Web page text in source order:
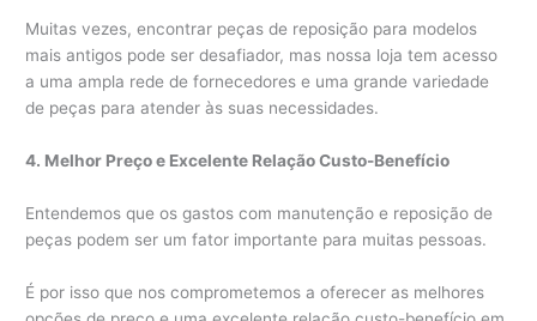
Muitas vezes, encontrar peças de reposição para modelos
mais antigos pode ser desafiador, mas nossa loja tem acesso
a uma ampla rede de fornecedores e uma grande variedade
de peças para atender às suas necessidades.
4. Melhor Preço e Excelente Relação Custo-Benefício
Entendemos que os gastos com manutenção e reposição de
peças podem ser um fator importante para muitas pessoas.
É por isso que nos comprometemos a oferecer as melhores